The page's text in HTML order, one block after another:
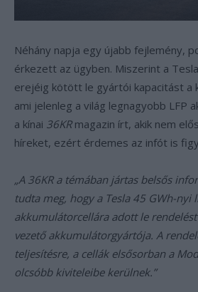
Néhány napja egy újabb fejlemény,
érkezett az ügyben. Miszerint a
erejéig kötött le gyártói kapacitást a
ami jelenleg a világ legnagyobb LFP
a kínai 36KRmagazin írt, akik nem
híreket, ezért érdemes az infót is
„A 36KR a témában jártas belsős
tudta meg, hogy a Tesla 45 GWh-nyi
akkumulátorcellára adott le rendelést
vezető akkumulátorgyártója. A
teljesítésre, a cellák elsősorban a
olcsóbb kiviteleibe kerülnek.”